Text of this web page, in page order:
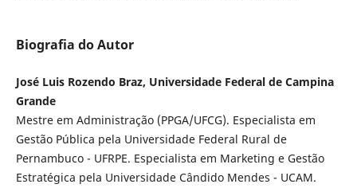
Biografia do Autor
José Luis Rozendo Braz, Universidade Federal de Campina
Grande
Mestre em Administração (PPGA/UFCG). Especialista em
Gestão Pública pela Universidade Federal Rural de
Pernambuco - UFRPE. Especialista em Marketing e Gestão
Estratégica pela Universidade Cândido Mendes - UCAM.